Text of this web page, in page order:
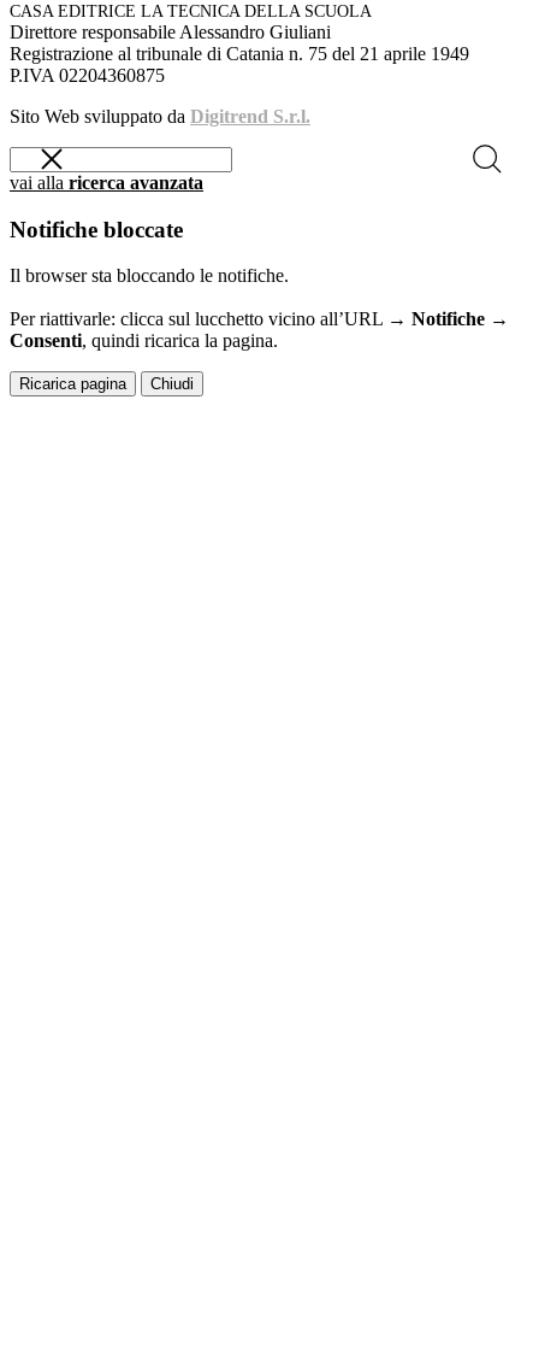
CASA EDITRICE LA TECNICA DELLA SCUOLA
Direttore responsabile Alessandro Giuliani
Registrazione al tribunale di Catania n. 75 del 21 aprile 1949
P.IVA 02204360875
Sito Web sviluppato da Digitrend S.r.l.
vai alla ricerca avanzata
Notifiche bloccate
Il browser sta bloccando le notifiche.
Per riattivarle: clicca sul lucchetto vicino all’URL → Notifiche →
Consenti, quindi ricarica la pagina.
Ricarica pagina Chiudi